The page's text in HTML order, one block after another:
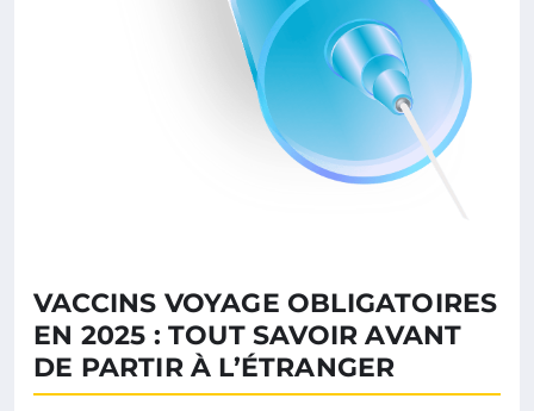
VACCINS VOYAGE OBLIGATOIRES
EN 2025 : TOUT SAVOIR AVANT
DE PARTIR À L’ÉTRANGER